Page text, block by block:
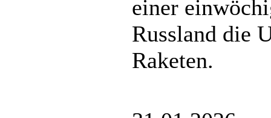
einer
Russland die
Raketen.